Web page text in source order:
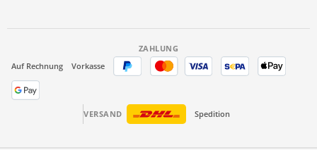
ZAHLUNG
Auf Rechnung
Vorkasse
VERSAND Spedition